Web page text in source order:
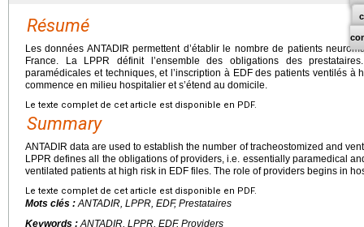
Résumé
Les données ANTADIR permettent d’établir le nombre de patients
France. La LPPR définit l’ensemble des obligations des
paramédicales et techniques, et l’inscription à EDF des patients ventilés à
commence en milieu hospitalier et s’étend au domicile.
Le texte complet de cet article est disponible en PDF.
Summary
ANTADIR data are used to establish the number of tracheostomized and
LPPR defines all the obligations of providers, i.e. essentially paramedical
ventilated patients at high risk in EDF files. The role of providers begins in
Le texte complet de cet article est disponible en PDF.
Mots clés :ANTADIR, LPPR, EDF, Prestataires
Keywords :ANTADIR, LPPR, EDF, Providers